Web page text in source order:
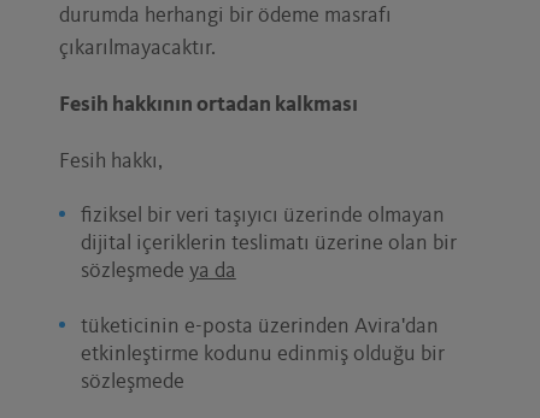
durumda herhangi bir ödeme masrafı
çıkarılmayacaktır.
Fesih hakkının ortadan kalkması
Fesih hakkı,
fiziksel bir veri taşıyıcı üzerinde olmayan
dijital içeriklerin teslimatı üzerine olan bir
sözleşmede ya da
tüketicinin e-posta üzerinden Avira'dan
etkinleştirme kodunu edinmiş olduğu bir
sözleşmede